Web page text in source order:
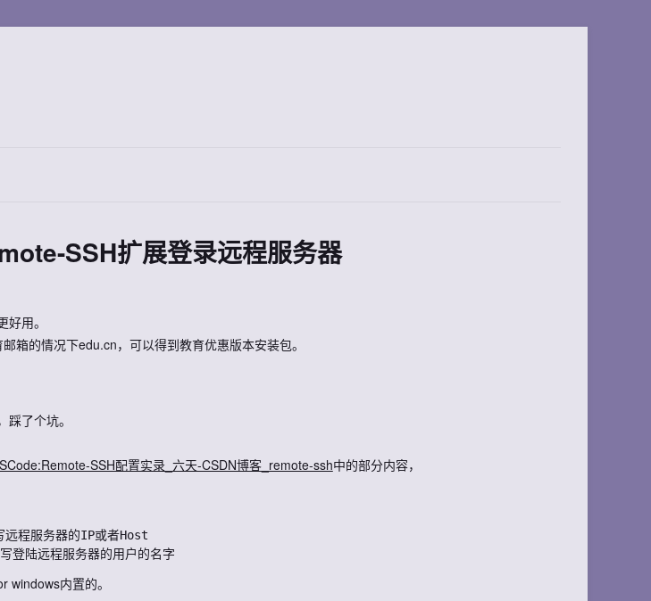
SSH扩展登录远程服务器
好用。
箱的情况下edu.cn，可以得到教育优惠版本安装包。
了个坑。
SSH配置实录_六天-CSDN博客_remote-ssh中的部分内容，
windows内置的。